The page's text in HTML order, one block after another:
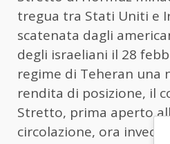
tregua tra Stati Uniti e
scatenata dagli
degli israeliani il 28
regime di Teheran una
rendita di posizione, il
Stretto, prima aperto
circolazione, ora invece